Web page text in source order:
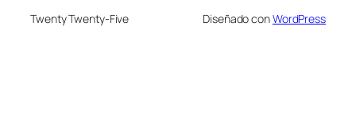
Twenty Twenty-Five Diseñado conWordPress